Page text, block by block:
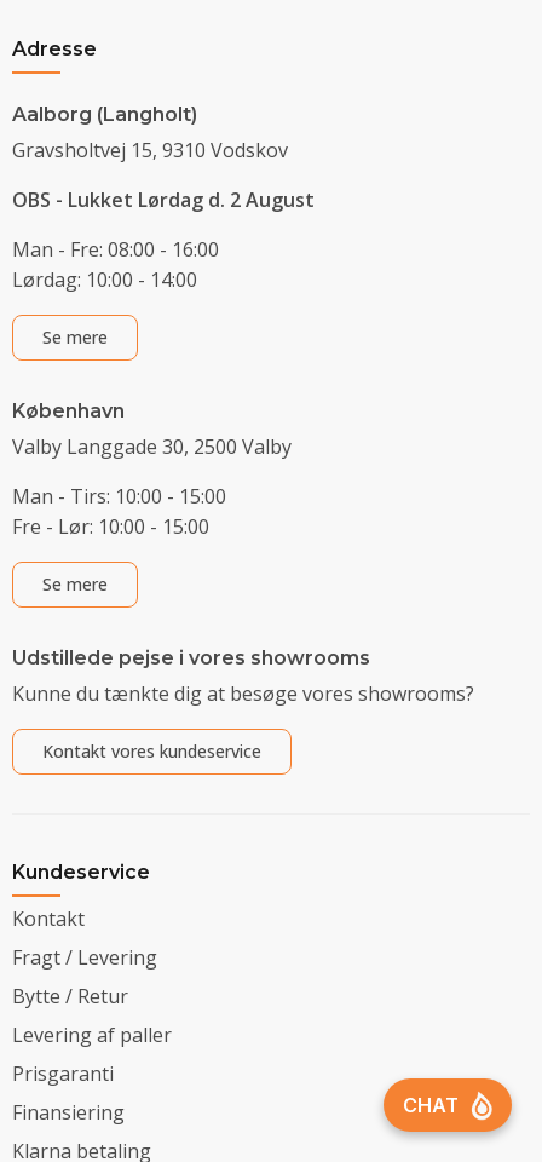
Adresse
Aalborg (Langholt)
Gravsholtvej 15, 9310 Vodskov
OBS - Lukket Lørdag d. 2 August
Man - Fre: 08:00 - 16:00
Lørdag: 10:00 - 14:00
Se mere
København
Valby Langgade 30, 2500 Valby
Man - Tirs: 10:00 - 15:00
Fre - Lør: 10:00 - 15:00
Se mere
Udstillede pejse i vores showrooms
Kunne du tænkte dig at besøge vores showrooms?
Kontakt vores kundeservice
Kundeservice
Kontakt
Fragt / Levering
Bytte / Retur
Levering af paller
Prisgaranti
Finansiering
Klarna betaling